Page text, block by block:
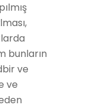
bunların
ve
ve